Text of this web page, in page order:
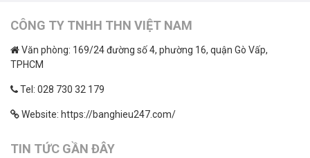
CÔNG TY TNHH THN VIỆT NAM
Văn phòng: 169/24 đường số 4, phường 16, quận Gò Vấp,
TPHCM
Tel: 028 730 32 179
Website: https://banghieu247.com/
TIN TỨC GẦN ĐÂY